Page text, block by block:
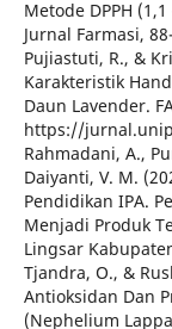
Metode DPPH
Jurnal Farmasi,
Pujiastuti, R., &
Karakteristik
Daun Lavender.
https://
Rahmadani, A.,
Daiyanti, V. M.
Pendidikan IPA.
Menjadi Produk
Lingsar
Tjandra, O., &
Antioksidan Dan
(Nephelium